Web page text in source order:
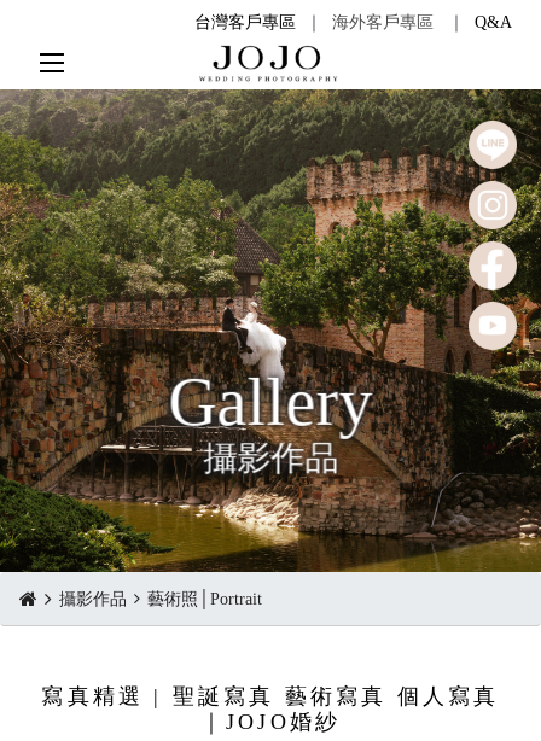
台灣客戶專區 海外客戶專區 Q&A
攝影作品 藝術照│Portrait
寫真精選 | 聖誕寫真 藝術寫真 個人寫真
｜JOJO婚紗